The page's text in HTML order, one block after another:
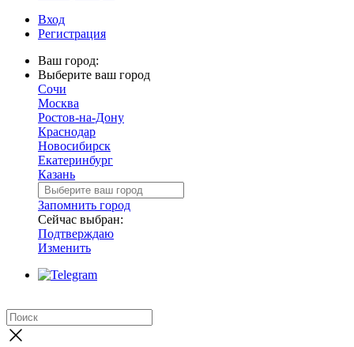
Вход
Регистрация
Ваш город:
Выберите ваш город
Сочи
Москва
Ростов-на-Дону
Краснодар
Новосибирск
Екатеринбург
Казань
Запомнить город
Сейчас выбран:
Подтверждаю
Изменить